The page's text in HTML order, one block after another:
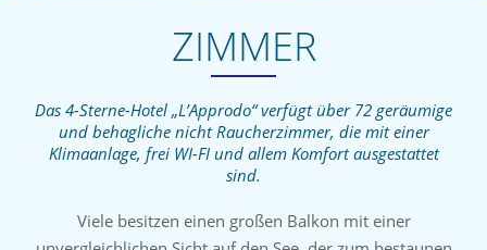
ZIMMER
Das 4-Sterne-Hotel „L’Approdo“ verfügt über 72 geräumige
und behagliche nicht Raucherzimmer, die mit einer
Klimaanlage, frei WI-FI und allem Komfort ausgestattet
sind.
Viele besitzen einen großen Balkon mit einer